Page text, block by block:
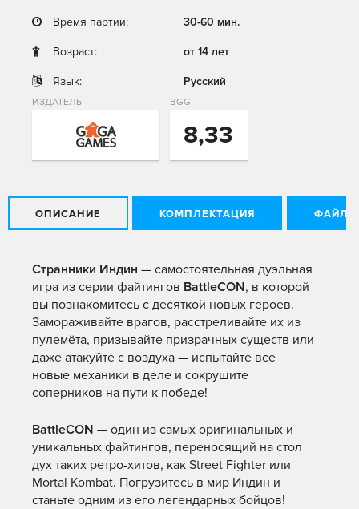
Время партии: 30-60 мин.
Возраст: от 14 лет
Язык: Русский
ИЗДАТЕЛЬ BGG
8,33
ОПИСАНИЕ КОМПЛЕКТАЦИЯ ФАЙЛЫ
Странники Индин — самостоятельная дуэльная
игра из серии файтингов BattleCON, в которой
вы познакомитесь с десяткой новых героев.
Замораживайте врагов, расстреливайте их из
пулемёта, призывайте призрачных существ или
даже атакуйте с воздуха — испытайте все
новые механики в деле и сокрушите
соперников на пути к победе!
BattleCON — один из самых оригинальных и
уникальных файтингов, переносящий на стол
дух таких ретро-хитов, как Street Fighter или
Mortal Kombat. Погрузитесь в мир Индин и
станьте одним из его легендарных бойцов!